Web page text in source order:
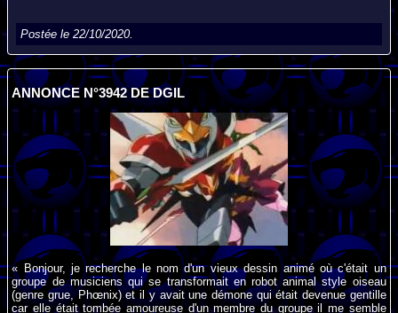
Postée le 22/10/2020.
ANNONCE N°3942 DE DGIL
« Bonjour, je recherche le nom d'un vieux dessin animé où c'était un
groupe de musiciens qui se transformait en robot animal style oiseau
(genre grue, Phœnix) et il y avait une démone qui était devenue gentille
car elle était tombée amoureuse d'un membre du groupe il me semble